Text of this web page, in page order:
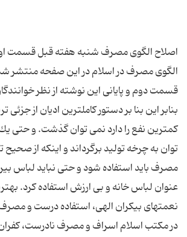
اصلاح الگوی مصرف شنبه هفته قبل قسمت
الگوی مصرف در اسلام در این صفحه منتشر
قسمت دوم و پایانی این نوشته از نظر
بنابر این بنا بر دستور كاملترین ادیان از جزئی
كمترین نفع را دارد نمی توان گذشت. و حتی
توان به چرخه تولید برگرداند و اینكه از
مصرف باید استفاده شود و حتی نباید لباس
عنوان لباس خانه و بی ارزش استفاده كرد.
نعمتهای بیكران الهی، استفاده درست و
در مكتب اسلام اسراف و مصرف نادرست،